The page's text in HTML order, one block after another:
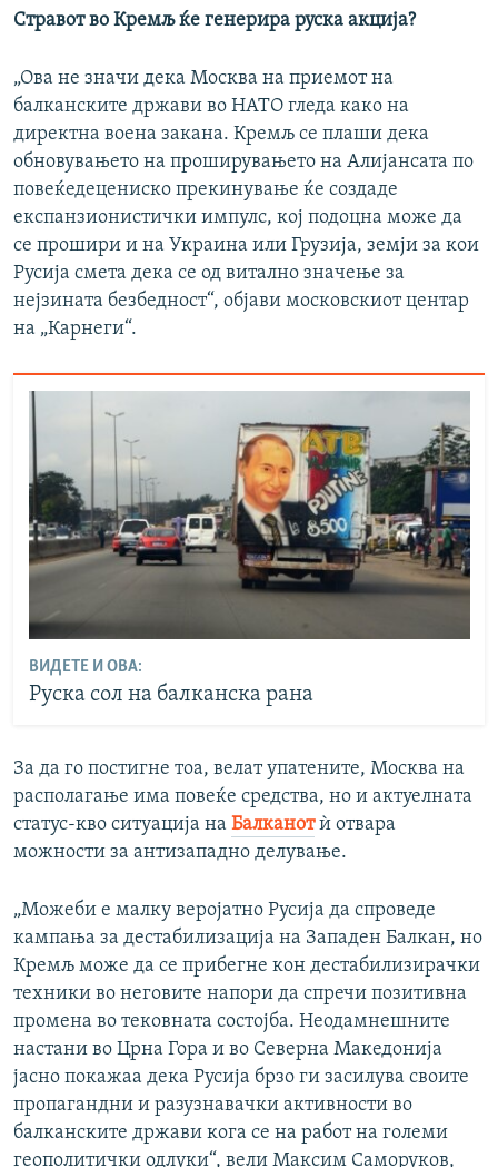
Стравот во Кремљ ќе генерира руска акција?
„Ова не значи дека Москва на приемот на
балканските држави во НАТО гледа како на
директна воена закана. Кремљ се плаши дека
обновувањето на проширувањето на Алијансата по
повеќедецениско прекинување ќе создаде
експанзионистички импулс, кој подоцна може да
се прошири и на Украина или Грузија, земји за кои
Русија смета дека се од витално значење за
нејзината безбедност“, објави московскиот центар
на „Карнеги“.
ВИДЕТЕ И ОВА:
Руска сол на балканска рана
За да го постигне тоа, велат упатените, Москва на
располагање има повеќе средства, но и актуелната
статус-кво ситуација на Балканотѝ отвара
можности за антизападно делување.
„Можеби е малку веројатно Русија да спроведе
кампања за дестабилизација на Западен Балкан, но
Кремљ може да се прибегне кон дестабилизирачки
техники во неговите напори да спречи позитивна
промена во тековната состојба. Неодамнешните
настани во Црна Гора и во Северна Македонија
јасно покажаа дека Русија брзо ги засилува своите
пропагандни и разузнавачки активности во
балканските држави кога се на работ на големи
геополитички одлуки“, вели Максим Саморуков,